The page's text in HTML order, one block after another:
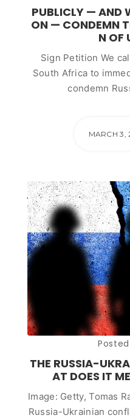
PUBLICLY — AND
ON — CONDEMN
N OF
Sign Petition We
South Africa to
condemn
MARCH 3,
THE RUSSIA-
AT DOES IT
Image: Getty, Tomas
Russia-Ukrainian